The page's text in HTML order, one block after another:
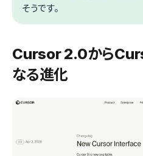
そうです。
Cursor 2.0から
なる進化